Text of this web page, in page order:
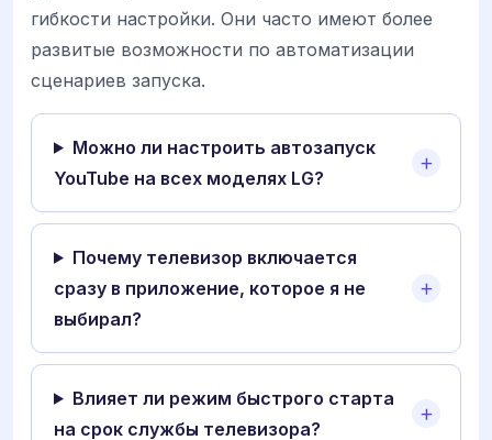
гибкости настройки. Они часто имеют более
развитые возможности по автоматизации
сценариев запуска.
Можно ли настроить автозапуск
YouTube на всех моделях LG?
Почему телевизор включается
сразу в приложение, которое я не
выбирал?
Влияет ли режим быстрого старта
на срок службы телевизора?